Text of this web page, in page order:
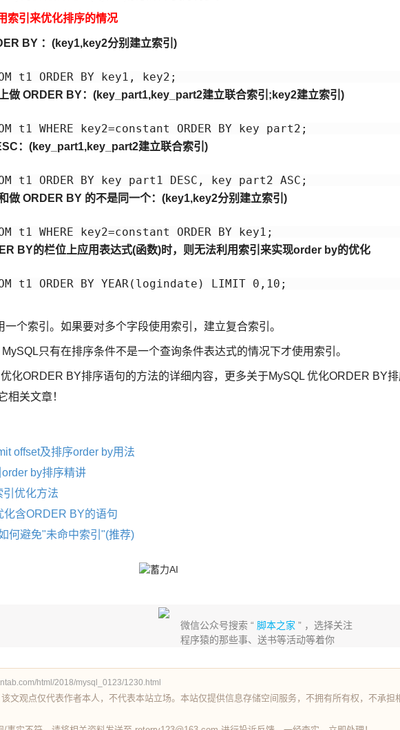
索引来优化排序的情况
BY ：(key1,key2分别建立索引)
t1 ORDER BY key1, key2;
做 ORDER BY：(key_part1,key_part2建立联合索引;key2建立索引)
t1 WHERE key2=constant ORDER BY key_part2;
：(key_part1,key_part2建立联合索引)
t1 ORDER BY key_part1 DESC, key_part2 ASC;
做 ORDER BY 的不是同一个：(key1,key2分别建立索引)
t1 WHERE key2=constant ORDER BY key1;
BY的栏位上应用表达式(函数)时，则无法利用索引来实现order by的优化
t1 ORDER BY YEAR(logindate) LIMIT 0,10;
个索引。如果要对多个字段使用索引，建立复合索引。
只有在排序条件不是一个查询条件表达式的情况下才使用索引。
化ORDER BY排序语句的方法的详细内容，更多关于MySQL 优化ORDER BY
相关文章！
offset及排序order by用法
by排序精讲
引优化方法
化含ORDER BY的语句
何避免"未命中索引"(推荐)
微信公众号搜索 “脚本之家 ” ，选择关注
程序猿的那些事、送书等活动等着你
html/2018/mysql_0123/1230.html
文观点仅代表作者本人，不代表本站立场。本站仅提供信息存储空间服务，不拥有所有权，不承担